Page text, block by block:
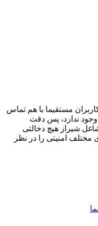
با هم تماس
پس دقت
هیچ دخالتی
را در نظر